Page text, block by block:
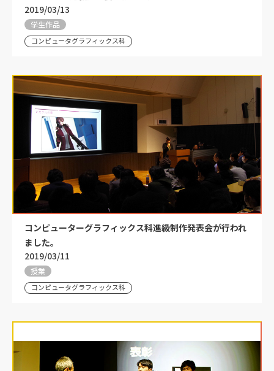
2019/03/13
学生作品
コンピュータグラフィックス科
コンピューターグラフィックス科進級制作発表会が行われ
ました。
2019/03/11
授業
コンピュータグラフィックス科